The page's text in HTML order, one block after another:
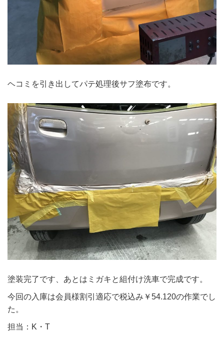
ヘコミを引き出してパテ処理後サフ塗布です。
塗装完了です、あとはミガキと組付け洗車で完成です。
今回の入庫は会員様割引適応で税込み￥54.120の作業でし
た。
担当：K・T